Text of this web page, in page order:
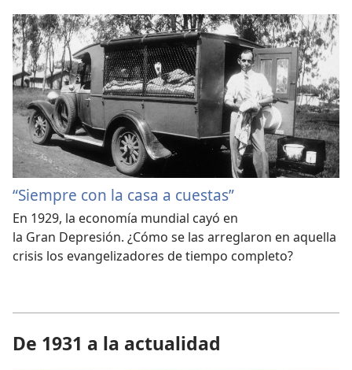
“Siempre con la casa a cuestas”
En 1929, la economía mundial cayó en
la Gran Depresión. ¿Cómo se las arreglaron en aquella
crisis los evangelizadores de tiempo completo?
De 1931 a la actualidad